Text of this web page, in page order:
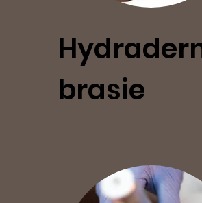
brasie